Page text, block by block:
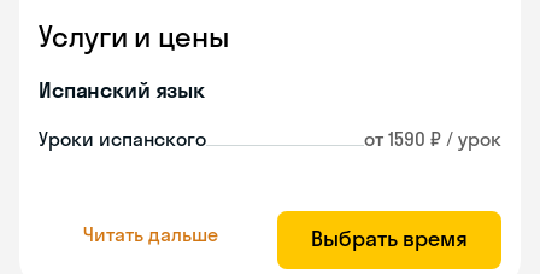
Услуги и цены
Испанский язык
Уроки испанского от 1590 ₽ / урок
Читать дальше Выбрать время